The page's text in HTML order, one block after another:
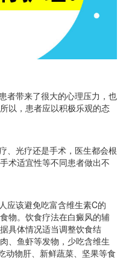
带来了很大的心理压力，也
以，患者应以积极乐观的态
光疗还是手术，医生都会根
术适宜性等不同患者做出不
该避免吃富含维生素C的
物。饮食疗法在白癜风的辅
具体情况适当调整饮食结
、鱼虾等发物，少吃含维生
动物肝、新鲜蔬菜、坚果等食